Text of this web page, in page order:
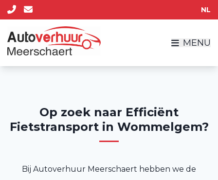
NL
MENU
Op zoek naar Efficiënt
Fietstransport in Wommelgem?
Bij Autoverhuur Meerschaert hebben we de